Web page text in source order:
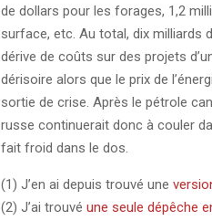
de dollars pour les forages, 1,2
surface, etc. Au total, dix milliards
dérive de coûts sur des projets
dérisoire alors que le prix de
sortie de crise. Après le pétrole
russe continuerait donc à couler
fait froid dans le dos.
(1) J’en ai depuis trouvé une
(2) J’ai trouvé une seule dépêche